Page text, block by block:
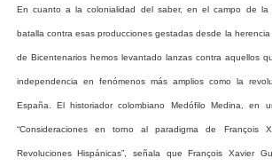
En cuanto a la colonialidad del saber, en el campo de la
batalla contra esas producciones gestadas desde la herencia
de Bicentenarios hemos levantado lanzas contra aquellos
independencia en fenómenos más amplios como la
España. El historiador colombiano Medófilo Medina, en
“Consideraciones en torno al paradigma de François
Revoluciones Hispánicas” señala que François Xavier